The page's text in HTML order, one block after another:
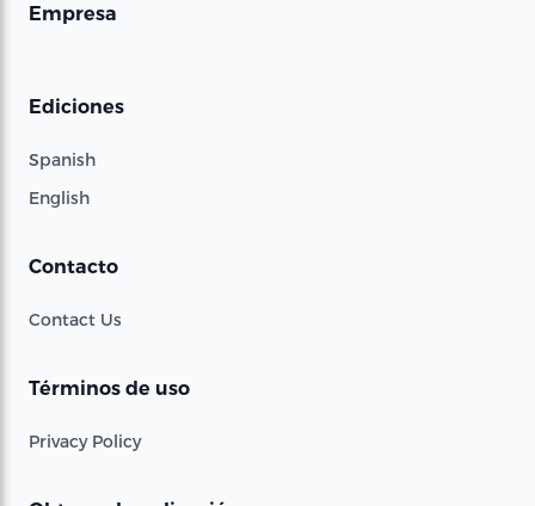
Empresa
Ediciones
Spanish
English
Contacto
Contact Us
Términos de uso
Privacy Policy